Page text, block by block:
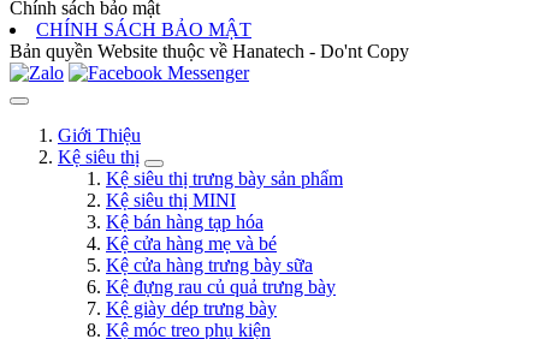
Chính sách bảo mật
CHÍNH SÁCH BẢO MẬT
Bản quyền Website thuộc về Hanatech - Do'nt Copy
Giới Thiệu
Kệ siêu thị
Kệ siêu thị trưng bày sản phẩm
Kệ siêu thị MINI
Kệ bán hàng tạp hóa
Kệ cửa hàng mẹ và bé
Kệ cửa hàng trưng bày sữa
Kệ đựng rau củ quả trưng bày
Kệ giày dép trưng bày
Kệ móc treo phụ kiện